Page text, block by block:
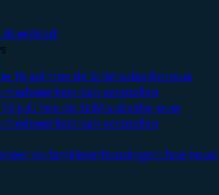
juli: hoe de SLIM-subsidie jouw
kan versnellen
en familieverhoudingen: hoe houd